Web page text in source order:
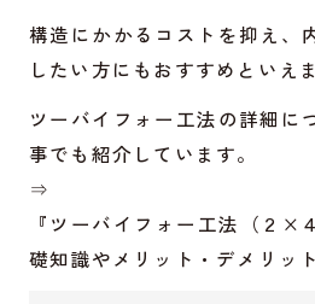
構造にかかるコストを抑え、
したい方にもおすすめといえま
ツーバイフォー工法の詳細に
事でも紹介しています。
⇒
『ツーバイフォー工法（２×
礎知識やメリット・デメリッ